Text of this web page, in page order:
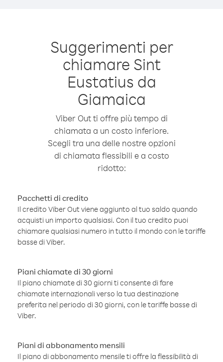
Suggerimenti per
chiamare Sint
Eustatius da
Giamaica
Viber Out ti offre più tempo di
chiamata a un costo inferiore.
Scegli tra una delle nostre opzioni
di chiamata flessibili e a costo
ridotto:
Pacchetti di credito
Il credito Viber Out viene aggiunto al tuo saldo quando
acquisti un importo qualsiasi. Con il tuo credito puoi
chiamare qualsiasi numero in tutto il mondo con le tariffe
basse di Viber.
Piani chiamate di 30 giorni
Il piano chiamate di 30 giorni ti consente di fare
chiamate internazionali verso la tua destinazione
preferita nel periodo di 30 giorni, con le tariffe basse di
Viber.
Piani di abbonamento mensili
Il piano di abbonamento mensile ti offre la flessibilità di